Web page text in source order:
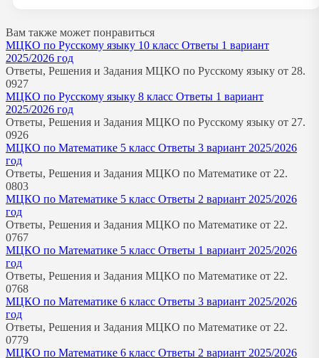
Вам также может понравиться
МЦКО по Русскому языку 10 класс Ответы 1 вариант
2025/2026 год
Ответы, Решения и Задания МЦКО по Русскому языку от 28.
0927
МЦКО по Русскому языку 8 класс Ответы 1 вариант
2025/2026 год
Ответы, Решения и Задания МЦКО по Русскому языку от 27.
0926
МЦКО по Математике 5 класс Ответы 3 вариант 2025/2026
год
Ответы, Решения и Задания МЦКО по Математике от 22.
0803
МЦКО по Математике 5 класс Ответы 2 вариант 2025/2026
год
Ответы, Решения и Задания МЦКО по Математике от 22.
0767
МЦКО по Математике 5 класс Ответы 1 вариант 2025/2026
год
Ответы, Решения и Задания МЦКО по Математике от 22.
0768
МЦКО по Математике 6 класс Ответы 3 вариант 2025/2026
год
Ответы, Решения и Задания МЦКО по Математике от 22.
0779
МЦКО по Математике 6 класс Ответы 2 вариант 2025/2026